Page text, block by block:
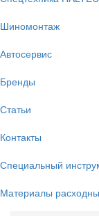
Шиномонтаж
Автосервис
Бренды
Статьи
Контакты
Специальный
Материалы